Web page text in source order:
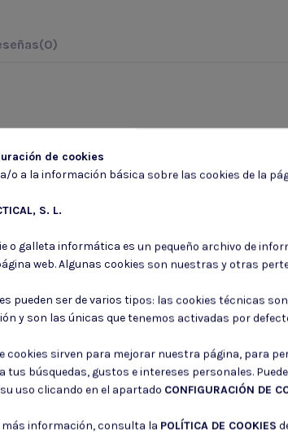
(0)
boletín
Consiento el uso de
de cookies
o a la información básica sobre las cookies de la
S. L.
o galleta informática es un pequeño archivo de
web. Algunas cookies son nuestras y otras
pueden ser de varios tipos: las cookies técnicas
y son las únicas que tenemos activadas por
cookies sirven para mejorar nuestra página, para
tus búsquedas, gustos e intereses personales.
uso clicando en el apartado CONFIGURACIÓN DE
más información, consulta la POLÍTICA DE COOKIES